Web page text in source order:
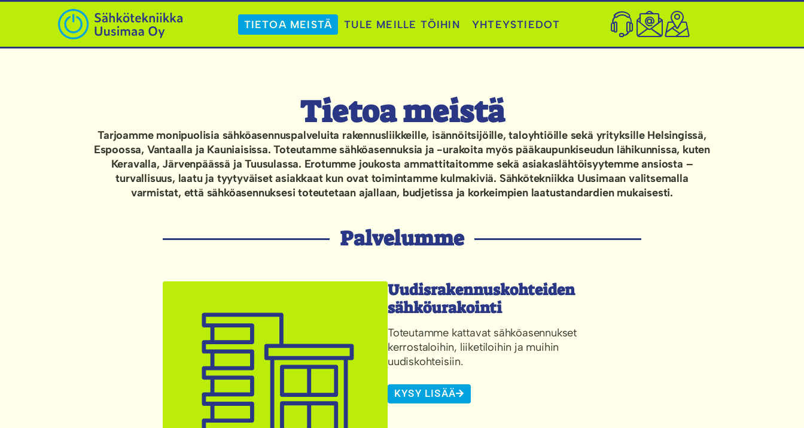
TIETOA MEISTÄ TULE MEILLE TÖIHIN YHTEYSTIEDOT
Tietoa meistä
Tarjoamme monipuolisia sähköasennuspalveluita rakennusliikkeille, isännöitsijöille, taloyhtiöille sekä yrityksille Helsingissä,
Espoossa, Vantaalla ja Kauniaisissa. Toteutamme sähköasennuksia ja -urakoita myös pääkaupunkiseudun lähikunnissa, kuten
Keravalla, Järvenpäässä ja Tuusulassa. Erotumme joukosta ammattitaitomme sekä asiakaslähtöisyytemme ansiosta –
turvallisuus, laatu ja tyytyväiset asiakkaat kun ovat toimintamme kulmakiviä. Sähkötekniikka Uusimaan valitsemalla
varmistat, että sähköasennuksesi toteutetaan ajallaan, budjetissa ja korkeimpien laatustandardien mukaisesti.
Palvelumme
Uudisrakennuskohteiden
sähköurakointi
Toteutamme kattavat sähköasennukset
kerrostaloihin, liiketiloihin ja muihin
uudiskohteisiin.
KYSY LISÄÄ